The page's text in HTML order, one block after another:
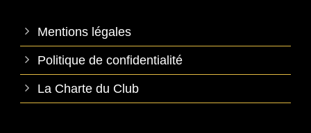
Mentions légales
Politique de confidentialité
La Charte du Club